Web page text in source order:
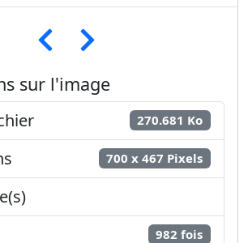
sur l'image
270.681 Ko
700 x 467 Pixels
982 fois